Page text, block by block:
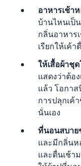
อาหารเช้า
บ้านไหนเป็
กลิ่นอาหาร
เรียกให้เค้า
ให้เสื้อผ้าชุ
แสดงว่าต้อ
แล้ว โอกาส
การปลุกเค้
นั่นเอง
ที่นอนสบาย
และมีกลิ่นห
และตื่นเช้า